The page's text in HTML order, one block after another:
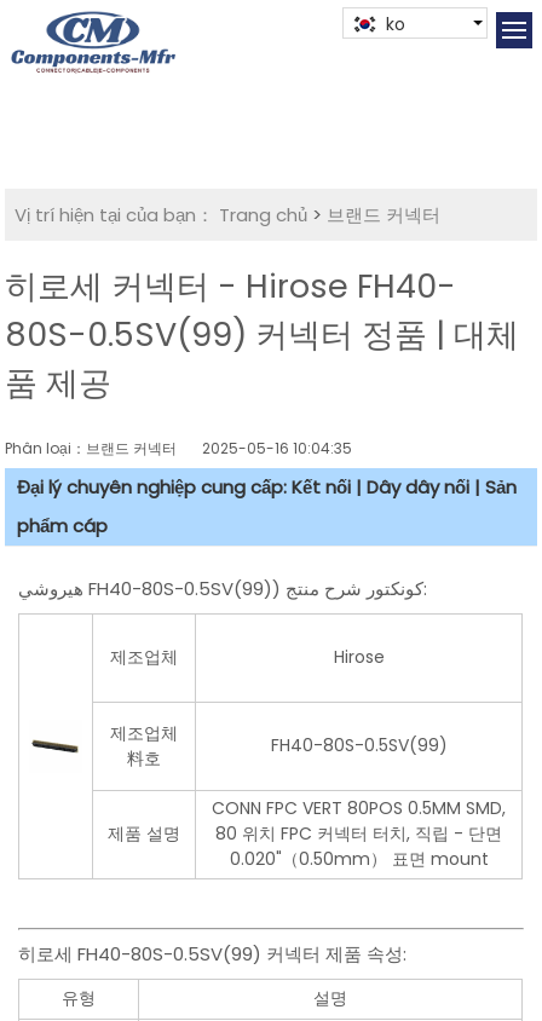
ko
Vị trí hiện tại của bạn： Trang chủ > 브랜드 커넥터
히로세 커넥터 - Hirose FH40-
80S-0.5SV(99) 커넥터 정품 | 대체
품 제공
Phân loại：브랜드 커넥터 2025-05-16 10:04:35
Đại lý chuyên nghiệp cung cấp: Kết nối | Dây dây nối | Sản
phẩm cáp
هيروشي FH40-80S-0.5SV(99)) كونكتور شرح منتج:
제조업체 Hirose
제조업체
料호
FH40-80S-0.5SV(99)
제품 설명
CONN FPC VERT 80POS 0.5MM SMD,
80 위치 FPC 커넥터 터치, 직립 - 단면
0.020"（0.50mm） 표면 mount
히로세 FH40-80S-0.5SV(99) 커넥터 제품 속성:
유형 설명